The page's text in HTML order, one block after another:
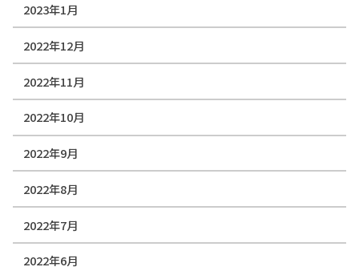
2023年1月
2022年12月
2022年11月
2022年10月
2022年9月
2022年8月
2022年7月
2022年6月